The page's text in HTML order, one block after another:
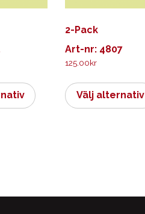
här
produkten
alternativen
2-Pack
Art-nr: 4807
125.00kr
Välj alternativ